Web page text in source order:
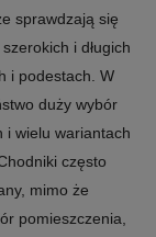
sprawdzają się
i długich
i podestach. W
duży wybór
i wielu wariantach
często
mimo że
pomieszczenia,